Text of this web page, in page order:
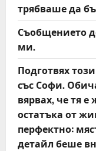
a
t
i
o
n
трябваше да
Съобщението
ми.
Подготвях
със Софи.
вярвах, че тя
остатъка от
перфектно:
детайл беше